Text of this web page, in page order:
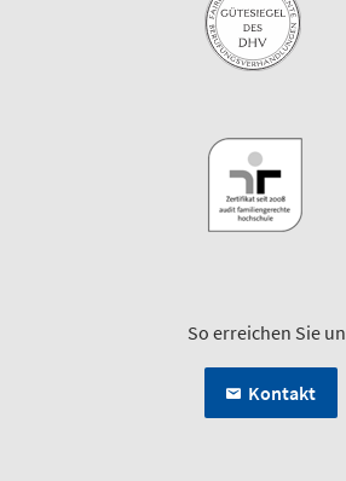
So erreichen Sie
Kontakt